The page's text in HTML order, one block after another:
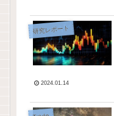
研究レポート
2024.01.14